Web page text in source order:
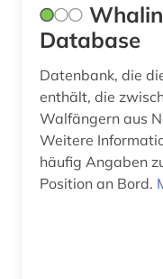
naher osten (1)
Database
Datenbank, die
enthält, die
Walfängern aus
Weitere
häufig Angaben
Position an Bord.